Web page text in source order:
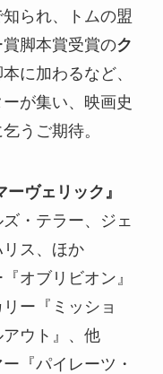
られ、トムの盟
脚本賞受賞のク
に加わるなど、
が集い、映画史
うご期待。
ヴェリック』
・テラー、ジェ
ス、ほか
オブリビオン』
ー『ミッショ
ウト』、他
『パイレーツ・